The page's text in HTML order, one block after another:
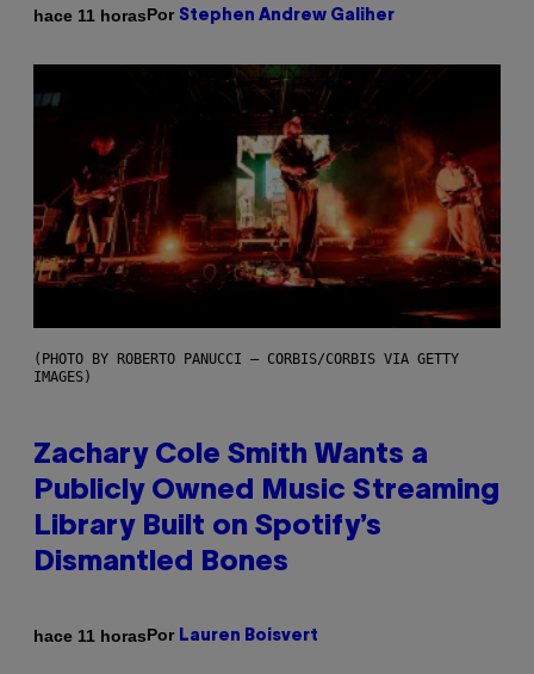
hace 11 horasPor Stephen Andrew Galiher
(PHOTO BY ROBERTO PANUCCI – CORBIS/CORBIS VIA GETTY
IMAGES)
Zachary Cole Smith Wants a
Publicly Owned Music Streaming
Library Built on Spotify’s
Dismantled Bones
hace 11 horasPor Lauren Boisvert